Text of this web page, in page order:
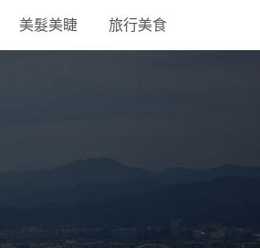
美髮美睫 旅行美食